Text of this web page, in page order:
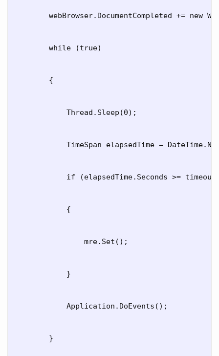
webBrowser.DocumentCompleted += new
        while (true)
        {
            Thread.Sleep(0);
TimeSpan elapsedTime =
if (elapsedTime.Seconds >=
            {
                mre.Set();
            }
            Application.DoEvents();
        }